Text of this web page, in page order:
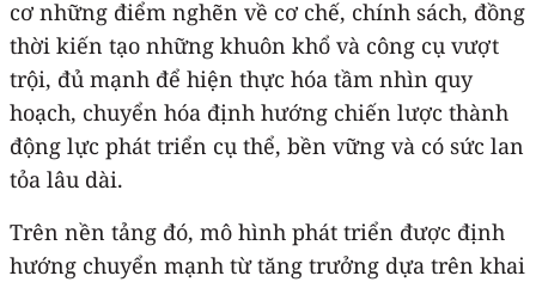
cơ những điểm nghẽn về cơ chế, chính sách, đồng
thời kiến tạo những khuôn khổ và công cụ vượt
trội, đủ mạnh để hiện thực hóa tầm nhìn quy
hoạch, chuyển hóa định hướng chiến lược thành
động lực phát triển cụ thể, bền vững và có sức lan
tỏa lâu dài.
Trên nền tảng đó, mô hình phát triển được định
hướng chuyển mạnh từ tăng trưởng dựa trên khai